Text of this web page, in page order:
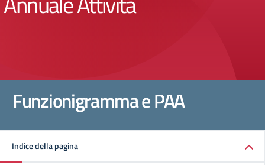
Funzionigramma e PAA
Indice della pagina